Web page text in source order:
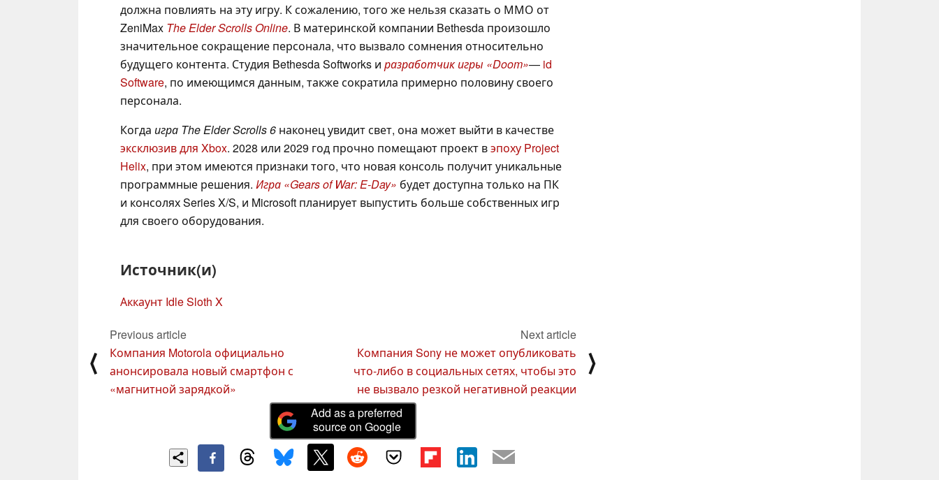
должна повлиять на эту игру. К сожалению, того же нельзя сказать о ММО от
ZeniMax The Elder Scrolls Online. В материнской компании Bethesda произошло
значительное сокращение персонала, что вызвало сомнения относительно
будущего контента. Студия Bethesda Softworks и разработчик игры «Doom»— id
Software, по имеющимся данным, также сократила примерно половину своего
персонала.
Когда игра The Elder Scrolls 6 наконец увидит свет, она может выйти в качестве
эксклюзив для Xbox. 2028 или 2029 год прочно помещают проект вэпоху Project
Helix, при этом имеются признаки того, что новая консоль получит уникальные
программные решения. Игра «Gears of War: E-Day» будет доступна только на ПК
и консолях Series X/S, и Microsoft планирует выпустить больше собственных игр
для своего оборудования.
Источник(и)
Аккаунт Idle Sloth X
⟨
Previous article
Компания Motorola официально
анонсировала новый смартфон с
«магнитной зарядкой»
Next article
Компания Sony не может опубликовать
что-либо в социальных сетях, чтобы это
не вызвало резкой негативной реакции
⟩
Add as a preferred
source on Google